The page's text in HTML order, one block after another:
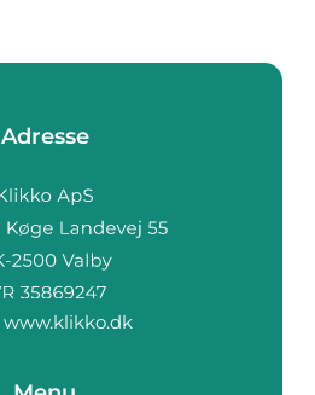
Adresse
www.klikko.dk